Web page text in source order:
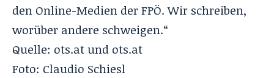
den Online-Medien der FPÖ. Wir schreiben,
worüber andere schweigen.“
Quelle: ots.atund ots.at
Foto: Claudio Schiesl